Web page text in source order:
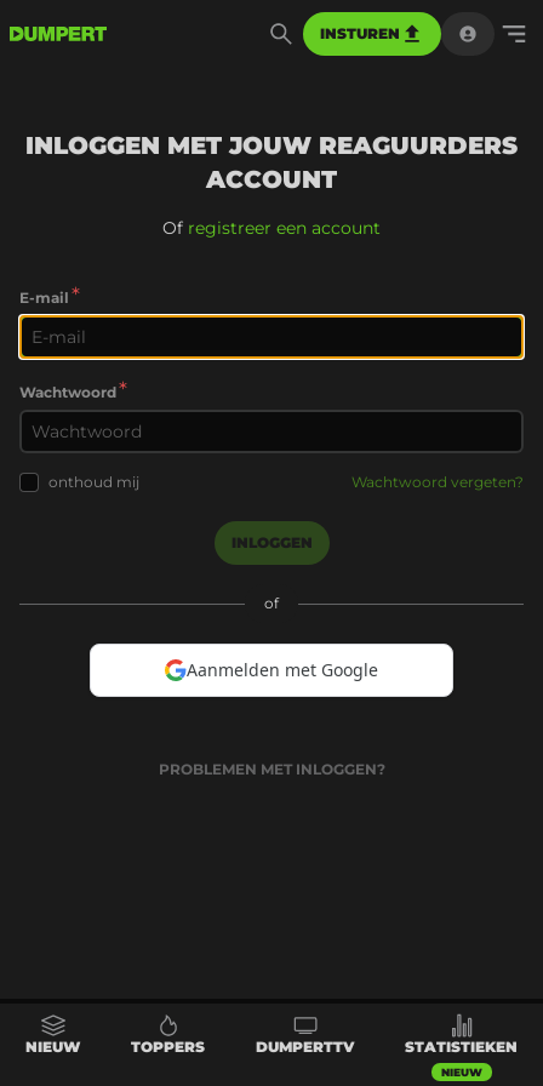
INSTUREN
INLOGGEN MET JOUW REAGUURDERS
ACCOUNT
Of registreer een account
E-mail *
Wachtwoord*
onthoud mij Wachtwoord vergeten?
INLOGGEN
of
Aanmelden met Google
PROBLEMEN MET INLOGGEN?
NIEUW TOPPERS DUMPERTTV STATISTIEKEN
NIEUW